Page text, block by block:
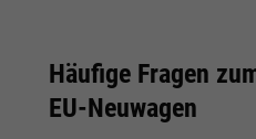
Häufige Fragen
EU-Neuwagen